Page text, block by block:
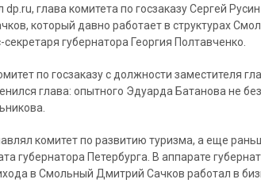
глава комитета по госзаказу Сергей
который давно работает в структурах
губернатора Георгия Полтавченко.
по госзаказу с должности заместителя
глава: опытного Эдуарда Батанова не
комитет по развитию туризма, а еще
губернатора Петербурга. В аппарате
в Смольный Дмитрий Сачков работал в